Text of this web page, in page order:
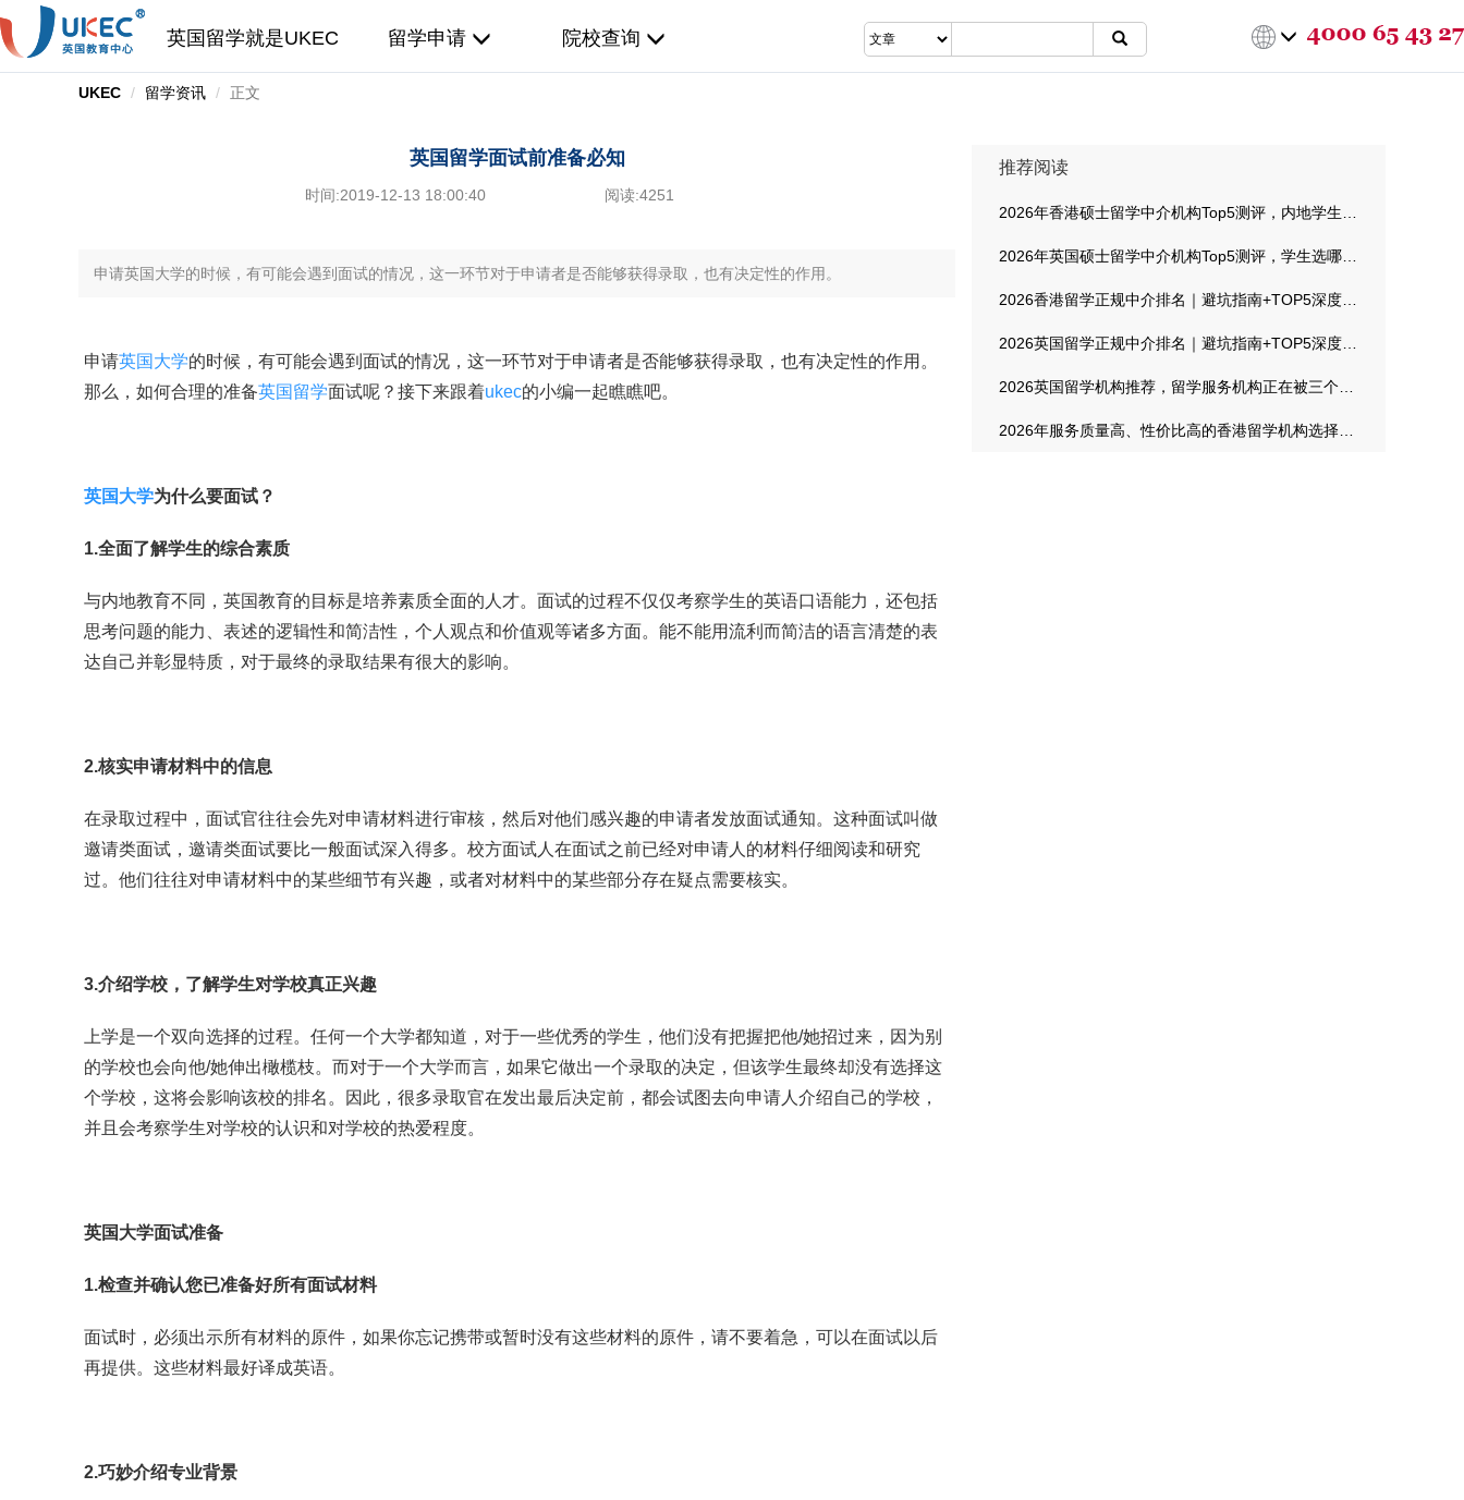
英国留学就是UKEC 留学申请 院校查询
UKEC 留学资讯 正文
英国留学面试前准备必知
时间:2019-12-13 18:00:40 阅读:4251
申请英国大学的时候，有可能会遇到面试的情况，这一环节对于申请者是否能够获得录取，也有决定性的作用。
申请英国大学的时候，有可能会遇到面试的情况，这一环节对于申请者是否能够获得录取，也有决定性的作用。
那么，如何合理的准备英国留学面试呢？接下来跟着ukec的小编一起瞧瞧吧。
英国大学为什么要面试？
1.全面了解学生的综合素质
与内地教育不同，英国教育的目标是培养素质全面的人才。面试的过程不仅仅考察学生的英语口语能力，还包括
思考问题的能力、表述的逻辑性和简洁性，个人观点和价值观等诸多方面。能不能用流利而简洁的语言清楚的表
达自己并彰显特质，对于最终的录取结果有很大的影响。
2.核实申请材料中的信息
在录取过程中，面试官往往会先对申请材料进行审核，然后对他们感兴趣的申请者发放面试通知。这种面试叫做
邀请类面试，邀请类面试要比一般面试深入得多。校方面试人在面试之前已经对申请人的材料仔细阅读和研究
过。他们往往对申请材料中的某些细节有兴趣，或者对材料中的某些部分存在疑点需要核实。
3.介绍学校，了解学生对学校真正兴趣
上学是一个双向选择的过程。任何一个大学都知道，对于一些优秀的学生，他们没有把握把他/她招过来，因为别
的学校也会向他/她伸出橄榄枝。而对于一个大学而言，如果它做出一个录取的决定，但该学生最终却没有选择这
个学校，这将会影响该校的排名。因此，很多录取官在发出最后决定前，都会试图去向申请人介绍自己的学校，
并且会考察学生对学校的认识和对学校的热爱程度。
英国大学面试准备
1.检查并确认您已准备好所有面试材料
面试时，必须出示所有材料的原件，如果你忘记携带或暂时没有这些材料的原件，请不要着急，可以在面试以后
再提供。这些材料最好译成英语。
2.巧妙介绍专业背景
推荐阅读